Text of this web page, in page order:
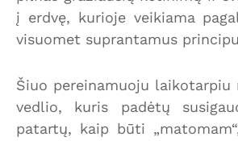
į erdvę, kurioje veikiama
visuomet suprantamus
Šiuo pereinamuoju laikotarpiu
vedlio, kuris padėtų
patartų, kaip būti